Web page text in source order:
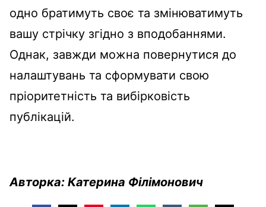
одно братимуть своє та змінюватимуть
вашу стрічку згідно з вподобаннями.
Однак, завжди можна повернутися до
налаштувань та сформувати свою
пріоритетність та вибірковість
публікацій.
Авторка: Катерина Філімонович